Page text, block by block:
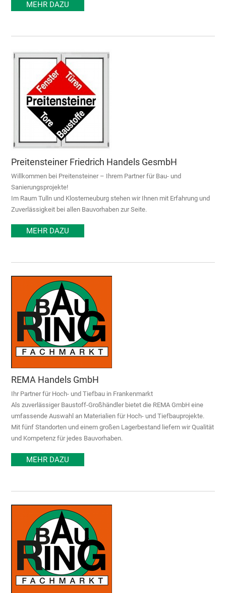
MEHR DAZU
Preitensteiner Friedrich Handels GesmbH
Willkommen bei Preitensteiner – Ihrem Partner für Bau- und
Sanierungsprojekte!
Im Raum Tulln und Klosterneuburg stehen wir Ihnen mit Erfahrung und
Zuverlässigkeit bei allen Bauvorhaben zur Seite.
MEHR DAZU
REMA Handels GmbH
Ihr Partner für Hoch- und Tiefbau in Frankenmarkt
Als zuverlässiger Baustoff-Großhändler bietet die REMA GmbH eine
umfassende Auswahl an Materialien für Hoch- und Tiefbauprojekte.
Mit fünf Standorten und einem großen Lagerbestand liefern wir Qualität
und Kompetenz für jedes Bauvorhaben.
MEHR DAZU